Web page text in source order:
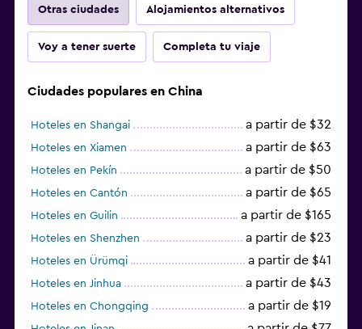
Otras ciudades Alojamientos alternativos
Voy a tener suerte Completa tu viaje
Ciudades populares en China
Hoteles en Shangai a partir de $32
Hoteles en Xiamen a partir de $63
Hoteles en Pekín a partir de $50
Hoteles en Cantón a partir de $65
Hoteles en Guilin a partir de $165
Hoteles en Shenzhen a partir de $23
Hoteles en Ürümqi a partir de $41
Hoteles en Jinhua a partir de $43
Hoteles en Chongqing a partir de $19